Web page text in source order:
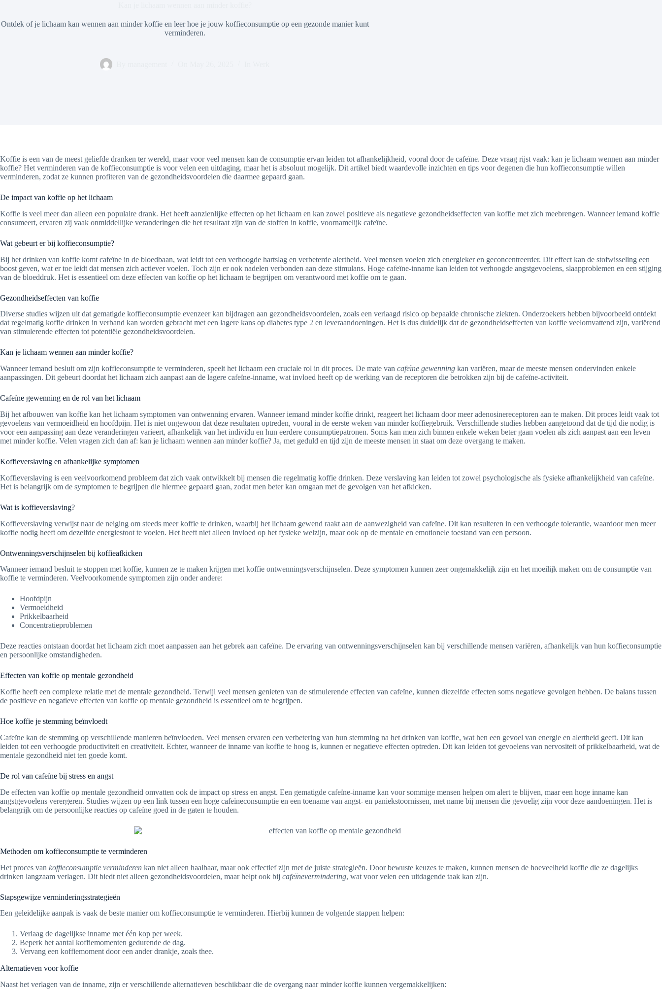
Ontdek of je lichaam kan wennen aan minder koffie en leer hoe je jouw koffieconsumptie op een gezonde manier kunt
verminderen.
Koffie is een van de meest geliefde dranken ter wereld, maar voor veel mensen kan de consumptie ervan leiden tot afhankelijkheid, vooral door de cafeïne. Deze vraag rijst vaak: kan je lichaam wennen aan minder
koffie? Het verminderen van de koffieconsumptie is voor velen een uitdaging, maar het is absoluut mogelijk. Dit artikel biedt waardevolle inzichten en tips voor degenen die hun koffieconsumptie willen
verminderen, zodat ze kunnen profiteren van de gezondheidsvoordelen die daarmee gepaard gaan.
De impact van koffie op het lichaam
Koffie is veel meer dan alleen een populaire drank. Het heeft aanzienlijke effecten op het lichaam en kan zowel positieve als negatieve gezondheidseffecten van koffie met zich meebrengen. Wanneer iemand koffie
consumeert, ervaren zij vaak onmiddellijke veranderingen die het resultaat zijn van de stoffen in koffie, voornamelijk cafeïne.
Wat gebeurt er bij koffieconsumptie?
Bij het drinken van koffie komt cafeïne in de bloedbaan, wat leidt tot een verhoogde hartslag en verbeterde alertheid. Veel mensen voelen zich energieker en geconcentreerder. Dit effect kan de stofwisseling een
boost geven, wat er toe leidt dat mensen zich actiever voelen. Toch zijn er ook nadelen verbonden aan deze stimulans. Hoge cafeïne-inname kan leiden tot verhoogde angstgevoelens, slaapproblemen en een stijging
van de bloeddruk. Het is essentieel om deze effecten van koffie op het lichaam te begrijpen om verantwoord met koffie om te gaan.
Gezondheidseffecten van koffie
Diverse studies wijzen uit dat gematigde koffieconsumptie evenzeer kan bijdragen aan gezondheidsvoordelen, zoals een verlaagd risico op bepaalde chronische ziekten. Onderzoekers hebben bijvoorbeeld ontdekt
dat regelmatig koffie drinken in verband kan worden gebracht met een lagere kans op diabetes type 2 en leveraandoeningen. Het is dus duidelijk dat de gezondheidseffecten van koffie veelomvattend zijn, variërend
van stimulerende effecten tot potentiële gezondheidsvoordelen.
Kan je lichaam wennen aan minder koffie?
Wanneer iemand besluit om zijn koffieconsumptie te verminderen, speelt het lichaam een cruciale rol in dit proces. De mate van cafeïne gewenning kan variëren, maar de meeste mensen ondervinden enkele
aanpassingen. Dit gebeurt doordat het lichaam zich aanpast aan de lagere cafeïne-inname, wat invloed heeft op de werking van de receptoren die betrokken zijn bij de cafeïne-activiteit.
Cafeïne gewenning en de rol van het lichaam
Bij het afbouwen van koffie kan het lichaam symptomen van ontwenning ervaren. Wanneer iemand minder koffie drinkt, reageert het lichaam door meer adenosinereceptoren aan te maken. Dit proces leidt vaak tot
gevoelens van vermoeidheid en hoofdpijn. Het is niet ongewoon dat deze resultaten optreden, vooral in de eerste weken van minder koffiegebruik. Verschillende studies hebben aangetoond dat de tijd die nodig is
voor een aanpassing aan deze veranderingen varieert, afhankelijk van het individu en hun eerdere consumptiepatronen. Soms kan men zich binnen enkele weken beter gaan voelen als zich aanpast aan een leven
met minder koffie. Velen vragen zich dan af: kan je lichaam wennen aan minder koffie? Ja, met geduld en tijd zijn de meeste mensen in staat om deze overgang te maken.
Koffieverslaving en afhankelijke symptomen
Koffieverslaving is een veelvoorkomend probleem dat zich vaak ontwikkelt bij mensen die regelmatig koffie drinken. Deze verslaving kan leiden tot zowel psychologische als fysieke afhankelijkheid van cafeïne.
Het is belangrijk om de symptomen te begrijpen die hiermee gepaard gaan, zodat men beter kan omgaan met de gevolgen van het afkicken.
Wat is koffieverslaving?
Koffieverslaving verwijst naar de neiging om steeds meer koffie te drinken, waarbij het lichaam gewend raakt aan de aanwezigheid van cafeïne. Dit kan resulteren in een verhoogde tolerantie, waardoor men meer
koffie nodig heeft om dezelfde energiestoot te voelen. Het heeft niet alleen invloed op het fysieke welzijn, maar ook op de mentale en emotionele toestand van een persoon.
Ontwenningsverschijnselen bij koffieafkicken
Wanneer iemand besluit te stoppen met koffie, kunnen ze te maken krijgen met koffie ontwenningsverschijnselen. Deze symptomen kunnen zeer ongemakkelijk zijn en het moeilijk maken om de consumptie van
koffie te verminderen. Veelvoorkomende symptomen zijn onder andere:
Hoofdpijn
Vermoeidheid
Prikkelbaarheid
Concentratieproblemen
Deze reacties ontstaan doordat het lichaam zich moet aanpassen aan het gebrek aan cafeïne. De ervaring van ontwenningsverschijnselen kan bij verschillende mensen variëren, afhankelijk van hun koffieconsumptie
en persoonlijke omstandigheden.
Effecten van koffie op mentale gezondheid
Koffie heeft een complexe relatie met de mentale gezondheid. Terwijl veel mensen genieten van de stimulerende effecten van cafeïne, kunnen diezelfde effecten soms negatieve gevolgen hebben. De balans tussen
de positieve en negatieve effecten van koffie op mentale gezondheid is essentieel om te begrijpen.
Hoe koffie je stemming beïnvloedt
Cafeïne kan de stemming op verschillende manieren beïnvloeden. Veel mensen ervaren een verbetering van hun stemming na het drinken van koffie, wat hen een gevoel van energie en alertheid geeft. Dit kan
leiden tot een verhoogde productiviteit en creativiteit. Echter, wanneer de inname van koffie te hoog is, kunnen er negatieve effecten optreden. Dit kan leiden tot gevoelens van nervositeit of prikkelbaarheid, wat de
mentale gezondheid niet ten goede komt.
De rol van cafeïne bij stress en angst
De effecten van koffie op mentale gezondheid omvatten ook de impact op stress en angst. Een gematigde cafeïne-inname kan voor sommige mensen helpen om alert te blijven, maar een hoge inname kan
angstgevoelens verergeren. Studies wijzen op een link tussen een hoge cafeïneconsumptie en een toename van angst- en paniekstoornissen, met name bij mensen die gevoelig zijn voor deze aandoeningen. Het is
belangrijk om de persoonlijke reacties op cafeïne goed in de gaten te houden.
Methoden om koffieconsumptie te verminderen
Het proces van koffieconsumptie verminderen kan niet alleen haalbaar, maar ook effectief zijn met de juiste strategieën. Door bewuste keuzes te maken, kunnen mensen de hoeveelheid koffie die ze dagelijks
drinken langzaam verlagen. Dit biedt niet alleen gezondheidsvoordelen, maar helpt ook bij cafeïnevermindering, wat voor velen een uitdagende taak kan zijn.
Stapsgewijze verminderingsstrategieën
Een geleidelijke aanpak is vaak de beste manier om koffieconsumptie te verminderen. Hierbij kunnen de volgende stappen helpen:
Verlaag de dagelijkse inname met één kop per week.
Beperk het aantal koffiemomenten gedurende de dag.
Vervang een koffiemoment door een ander drankje, zoals thee.
Alternatieven voor koffie
Naast het verlagen van de inname, zijn er verschillende alternatieven beschikbaar die de overgang naar minder koffie kunnen vergemakkelijken: